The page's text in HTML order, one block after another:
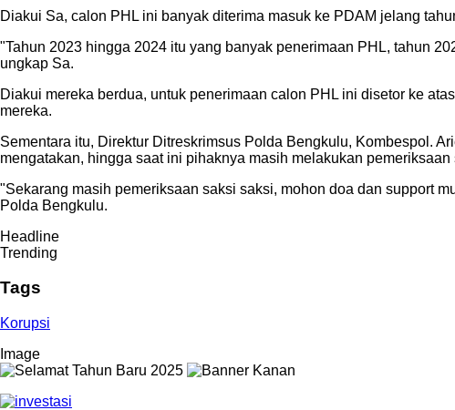
Diakui Sa, calon PHL ini banyak diterima masuk ke PDAM jelang
"Tahun 2023 hingga 2024 itu yang banyak penerimaan PHL, tahun
ungkap Sa.
Diakui mereka berdua, untuk penerimaan calon PHL ini disetor ke
mereka.
Sementara itu, Direktur Ditreskrimsus Polda Bengkulu, Kombespol.
mengatakan, hingga saat ini pihaknya masih melakukan
"Sekarang masih pemeriksaan saksi saksi, mohon doa dan support
Polda Bengkulu.
Headline
Trending
Tags
Korupsi
Image